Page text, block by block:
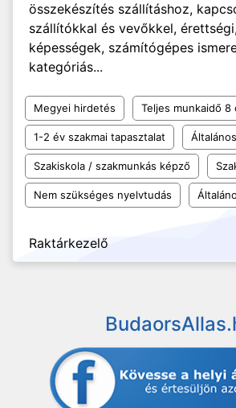
összekészítés szállításhoz,
szállítókkal és vevőkkel,
képességek, számítógépes
kategóriás...
Megyei hirdetés Teljes munkaidő 8
1-2 év szakmai tapasztalat
Szakiskola / szakmunkás képző
Nem szükséges nyelvtudás
Raktárkezelő